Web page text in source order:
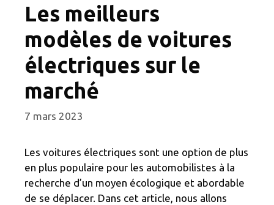
Les meilleurs
modèles de voitures
électriques sur le
marché
7 mars 2023
Les voitures électriques sont une option de plus
en plus populaire pour les automobilistes à la
recherche d’un moyen écologique et abordable
de se déplacer. Dans cet article, nous allons